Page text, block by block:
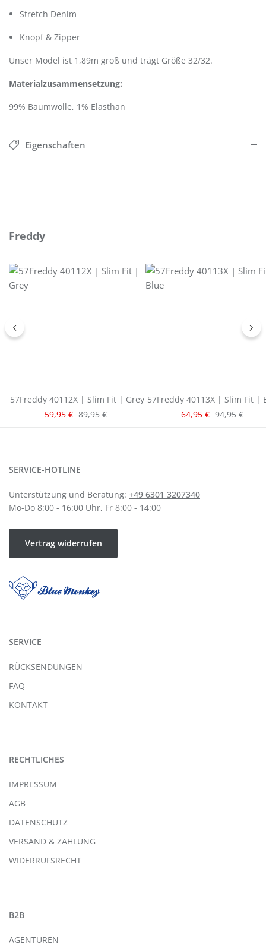
Stretch Denim
Knopf & Zipper
Unser Model ist 1,89m groß und trägt Größe 32/32.
Materialzusammensetzung:
99% Baumwolle, 1% Elasthan
Eigenschaften
Produktgalerie überspringen
Freddy
57Freddy 40112X | Slim Fit | Grey
Verkaufspreis:
59,95 € Regulärer Preis:
89,95 €
57Freddy 40113X | Slim Fit |
Verkaufspreis:
64,95 € Regulärer
94,95 €
SERVICE-HOTLINE
Unterstützung und Beratung: +49 6301 3207340
Mo-Do 8:00 - 16:00 Uhr, Fr 8:00 - 14:00
Vertrag widerrufen
SERVICE
RÜCKSENDUNGEN
FAQ
KONTAKT
RECHTLICHES
IMPRESSUM
AGB
DATENSCHUTZ
VERSAND & ZAHLUNG
WIDERRUFSRECHT
B2B
AGENTUREN